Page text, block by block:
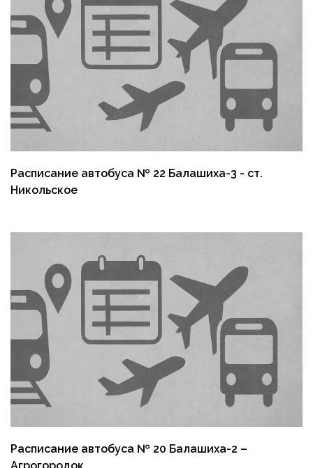
Расписание автобуса № 22 Балашиха-3 - ст.
Никольское
Расписание автобуса № 20 Балашиха-2 –